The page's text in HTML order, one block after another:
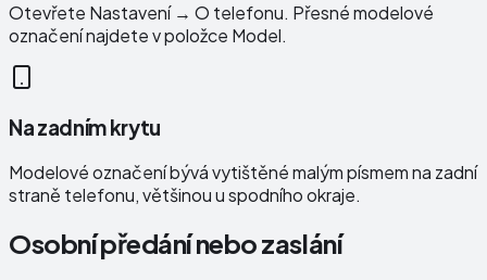
Otevřete Nastavení → O telefonu. Přesné modelové
označení najdete v položce Model.
Na zadním krytu
Modelové označení bývá vytištěné malým písmem na zadní
straně telefonu, většinou u spodního okraje.
Osobní předání nebo zaslání